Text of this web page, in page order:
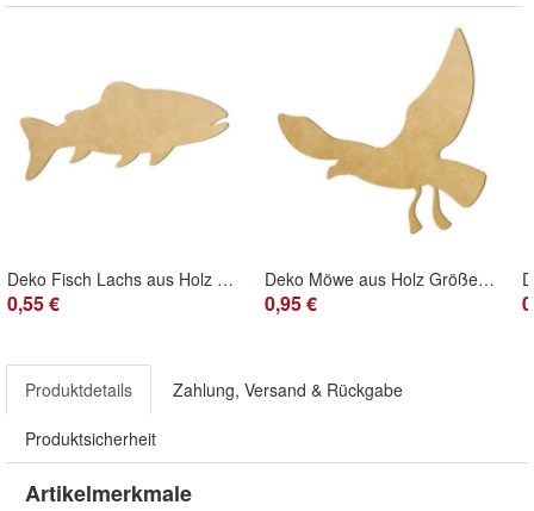
Deko Fisch Lachs aus Holz Material Größe wählbar
0,55 €
Deko Möwe aus Holz Größe wählbar
0,95 €
Produktdetails Zahlung, Versand & Rückgabe
Produktsicherheit
Artikelmerkmale